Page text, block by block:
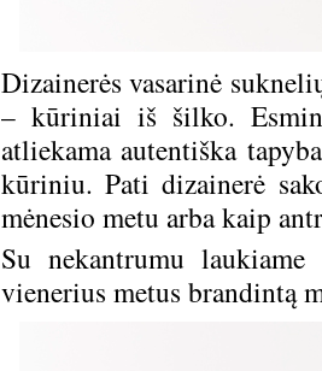
Dizainerės vasarinė
– kūriniai iš šilko.
atliekama autentiška
kūriniu. Pati dizainerė
mėnesio metu arba kaip
Su nekantrumu
vienerius metus brandintą